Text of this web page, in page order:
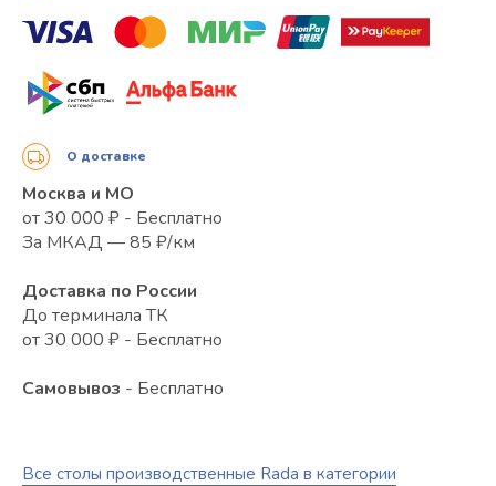
Все столы производственные Rada в категории
О доставке
Москва и МО
от 30 000 ₽ - Бесплатно
За МКАД — 85 ₽/км
Доставка по России
До терминала ТК
от 30 000 ₽ - Бесплатно
Самовывоз - Бесплатно